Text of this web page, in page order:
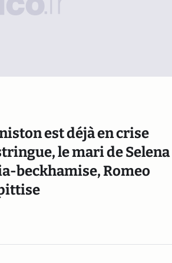
est déjà en crise
le mari de Selena
beckhamise, Romeo